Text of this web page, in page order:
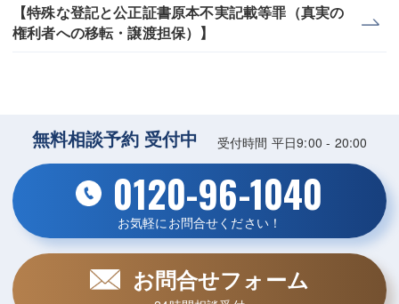
【特殊な登記と公正証書原本不実記載等罪（真実の
権利者への移転・譲渡担保）】
無料相談予約 受付中 受付時間 平日9:00 - 20:00
0120-96-1040
お気軽にお問合せください！
お問合せフォーム